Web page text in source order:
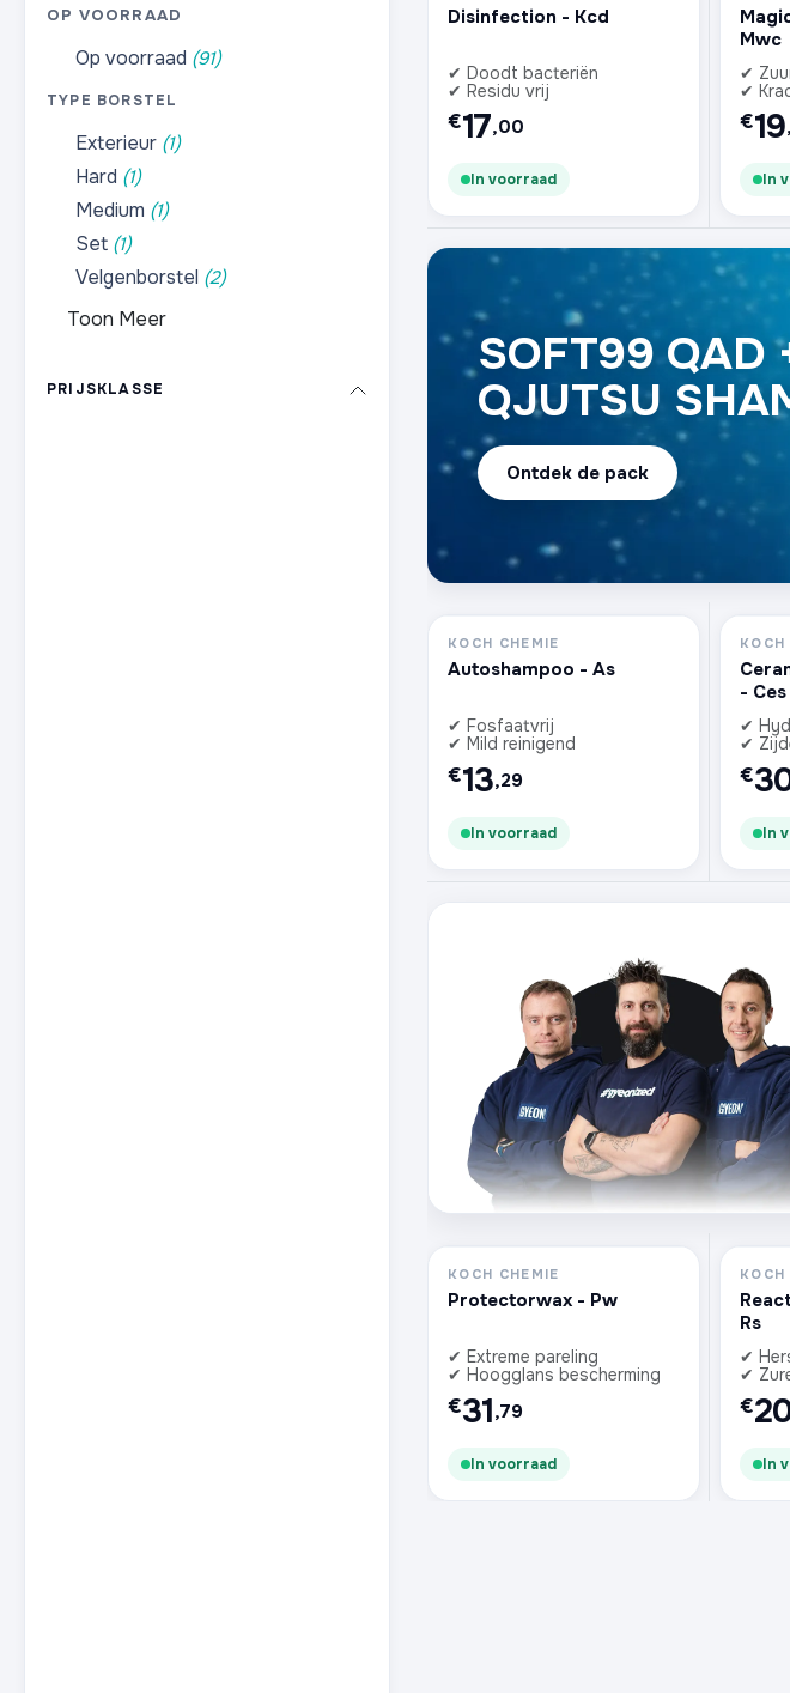
OP VOORRAAD
Op voorraad (91)
TYPE BORSTEL
Exterieur (1)
Hard (1)
Medium (1)
Set (1)
Velgenborstel (2)
Toon Meer
PRIJSKLASSE
Disinfection - Kcd
✔ Doodt bacteriën
✔ Residu vrij
€17,00
In voorraad
Mwc
✔
✔
€19
In
SOFT99 QAD
QJUTSU
Ontdek de pack
KOCH CHEMIE
Autoshampoo - As
✔ Fosfaatvrij
✔ Mild reinigend
€13,29
In voorraad
KOCH
- Ces
✔
✔
€
In
KOCH CHEMIE
Protectorwax - Pw
✔ Extreme pareling
✔ Hoogglans bescherming
€31,79
In voorraad
KOCH
Rs
✔
✔
€
In